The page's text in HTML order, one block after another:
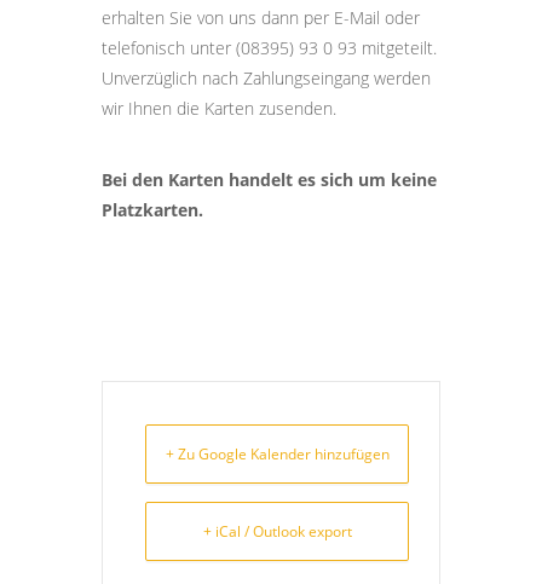
erhalten Sie von uns dann per E-Mail oder
telefonisch unter (08395) 93 0 93 mitgeteilt.
Unverzüglich nach Zahlungseingang werden
wir Ihnen die Karten zusenden.
Bei den Karten handelt es sich um keine
Platzkarten.
+ Zu Google Kalender hinzufügen
+ iCal / Outlook export